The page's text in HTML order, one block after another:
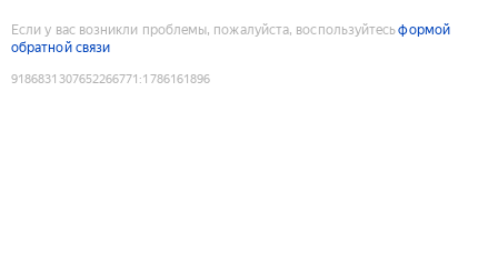
Если у вас возникли проблемы, пожалуйста, воспользуйтесьформой
обратной связи
9186831307652266771 :1786161896